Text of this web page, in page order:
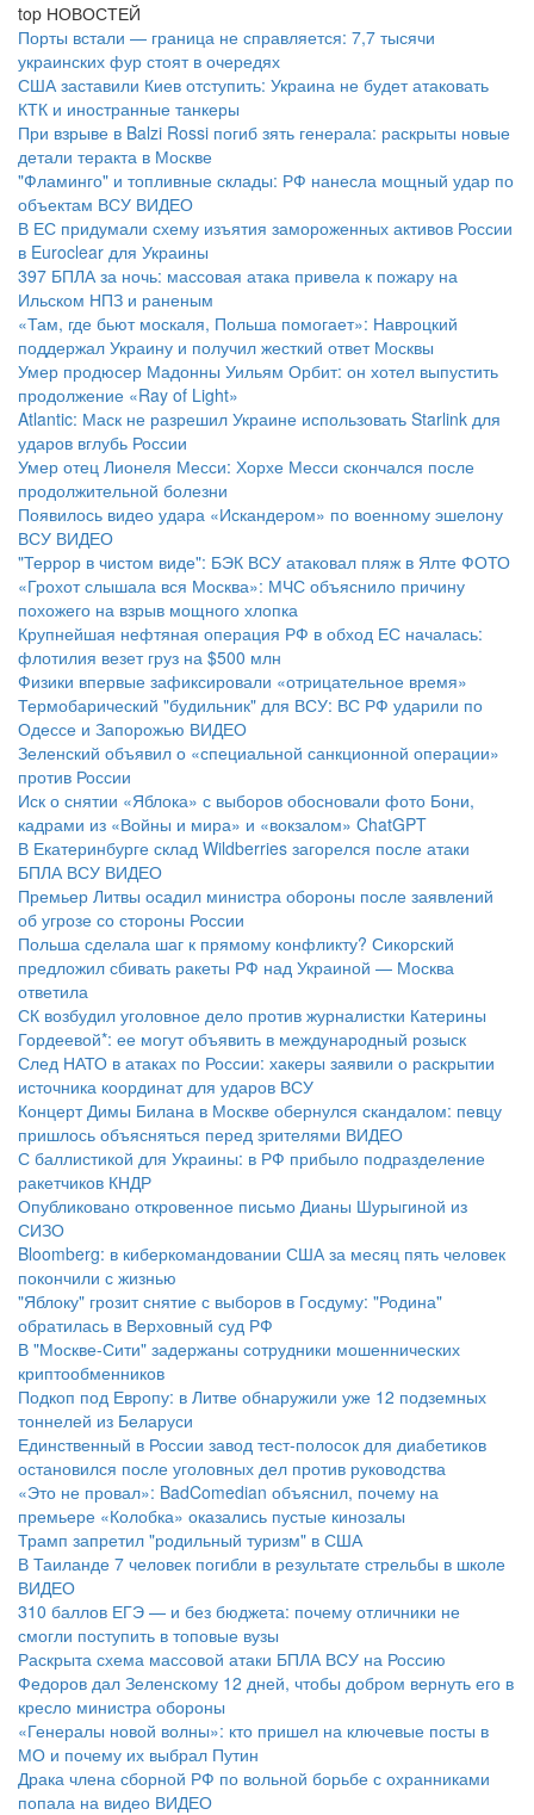
top НОВОСТЕЙ
Порты встали — граница не справляется: 7,7 тысячи
украинских фур стоят в очередях
США заставили Киев отступить: Украина не будет атаковать
КТК и иностранные танкеры
При взрыве в Balzi Rossi погиб зять генерала: раскрыты новые
детали теракта в Москве
"Фламинго" и топливные склады: РФ нанесла мощный удар по
объектам ВСУ ВИДЕО
В ЕС придумали схему изъятия замороженных активов России
в Euroclear для Украины
397 БПЛА за ночь: массовая атака привела к пожару на
Ильском НПЗ и раненым
«Там, где бьют москаля, Польша помогает»: Навроцкий
поддержал Украину и получил жесткий ответ Москвы
Умер продюсер Мадонны Уильям Орбит: он хотел выпустить
продолжение «Ray of Light»
Atlantic: Маск не разрешил Украине использовать Starlink для
ударов вглубь России
Умер отец Лионеля Месси: Хорхе Месси скончался после
продолжительной болезни
Появилось видео удара «Искандером» по военному эшелону
ВСУ ВИДЕО
"Террор в чистом виде": БЭК ВСУ атаковал пляж в Ялте ФОТО
«Грохот слышала вся Москва»: МЧС объяснило причину
похожего на взрыв мощного хлопка
Крупнейшая нефтяная операция РФ в обход ЕС началась:
флотилия везет груз на $500 млн
Физики впервые зафиксировали «отрицательное время»
Термобарический "будильник" для ВСУ: ВС РФ ударили по
Одессе и Запорожью ВИДЕО
Зеленский объявил о «специальной санкционной операции»
против России
Иск о снятии «Яблока» с выборов обосновали фото Бони,
кадрами из «Войны и мира» и «вокзалом» ChatGPT
В Екатеринбурге склад Wildberries загорелся после атаки
БПЛА ВСУ ВИДЕО
Премьер Литвы осадил министра обороны после заявлений
об угрозе со стороны России
Польша сделала шаг к прямому конфликту? Сикорский
предложил сбивать ракеты РФ над Украиной — Москва
ответила
СК возбудил уголовное дело против журналистки Катерины
Гордеевой*: ее могут объявить в международный розыск
След НАТО в атаках по России: хакеры заявили о раскрытии
источника координат для ударов ВСУ
Концерт Димы Билана в Москве обернулся скандалом: певцу
пришлось объясняться перед зрителями ВИДЕО
С баллистикой для Украины: в РФ прибыло подразделение
ракетчиков КНДР
Опубликовано откровенное письмо Дианы Шурыгиной из
СИЗО
Bloomberg: в киберкомандовании США за месяц пять человек
покончили с жизнью
"Яблоку" грозит снятие с выборов в Госдуму: "Родина"
обратилась в Верховный суд РФ
В "Москве-Сити" задержаны сотрудники мошеннических
криптообменников
Подкоп под Европу: в Литве обнаружили уже 12 подземных
тоннелей из Беларуси
Единственный в России завод тест-полосок для диабетиков
остановился после уголовных дел против руководства
«Это не провал»: BadComedian объяснил, почему на
премьере «Колобка» оказались пустые кинозалы
Трамп запретил "родильный туризм" в США
В Таиланде 7 человек погибли в результате стрельбы в школе
ВИДЕО
310 баллов ЕГЭ — и без бюджета: почему отличники не
смогли поступить в топовые вузы
Раскрыта схема массовой атаки БПЛА ВСУ на Россию
Федоров дал Зеленскому 12 дней, чтобы добром вернуть его в
кресло министра обороны
«Генералы новой волны»: кто пришел на ключевые посты в
МО и почему их выбрал Путин
Драка члена сборной РФ по вольной борьбе с охранниками
попала на видео ВИДЕО